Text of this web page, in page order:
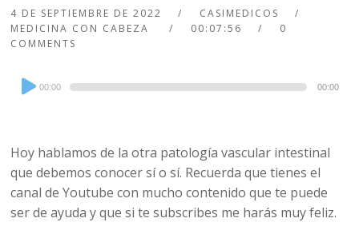
4 DE SEPTIEMBRE DE 2022
CASIMEDICOS
MEDICINA CON CABEZA
00:07:56
0
COMMENTS
Audio
Player
00:00 00:00
Hoy hablamos de la otra patología vascular intestinal
que debemos conocer sí o sí. Recuerda que tienes el
canal de Youtube con mucho contenido que te puede
ser de ayuda y que si te subscribes me harás muy feliz.